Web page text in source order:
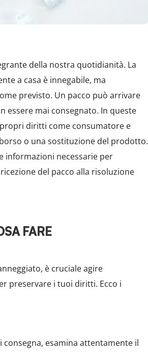
della nostra quotidianità. La
a casa è innegabile, ma
previsto. Un pacco può arrivare
essere mai consegnato. In queste
diritti come consumatore e
o una sostituzione del prodotto.
informazioni necessarie per
del pacco alla risoluzione
FARE
è cruciale agire
preservare i tuoi diritti. Ecco i
esamina attentamente il